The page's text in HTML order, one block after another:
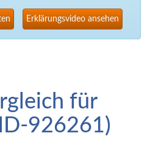
Erklärungsvideo ansehen
für
926261)